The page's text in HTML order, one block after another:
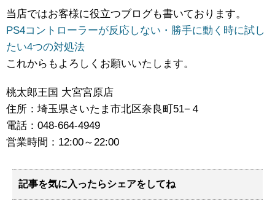
当店ではお客様に役立つブログも書いております。
PS4コントローラーが反応しない・勝手に動く時に試し
たい4つの対処法
これからもよろしくお願いいたします。
桃太郎王国 大宮宮原店
住所：埼玉県さいたま市北区奈良町51−４
電話：048-664-4949
営業時間：12:00～22:00
記事を気に入ったらシェアをしてね